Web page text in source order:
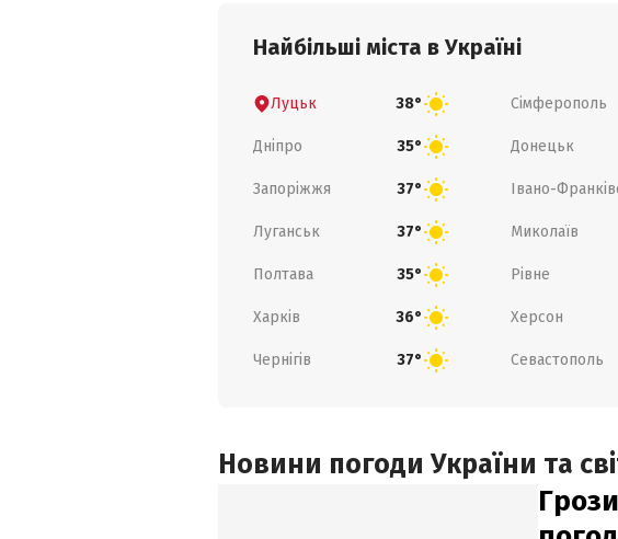
Найбільші міста в Україні
Луцьк 38° Сімферополь
Дніпро 35° Донецьк
Запоріжжя 37° Івано-
Луганськ 37° Миколаїв
Полтава 35° Рівне
Харків 36° Херсон
Чернігів 37° Севастополь
Новини погоди України та